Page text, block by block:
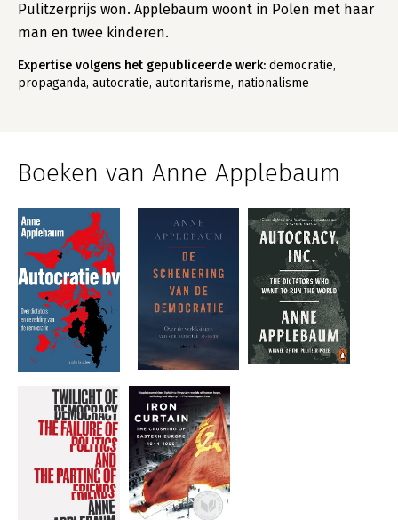
Pulitzerprijs won. Applebaum woont in Polen met haar
man en twee kinderen.
Expertise volgens het gepubliceerde werk: democratie,
propaganda, autocratie, autoritarisme, nationalisme
Boeken van Anne Applebaum